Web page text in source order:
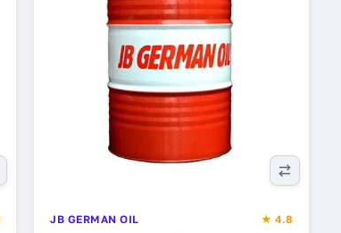
JB GERMAN OIL ★ 4.8